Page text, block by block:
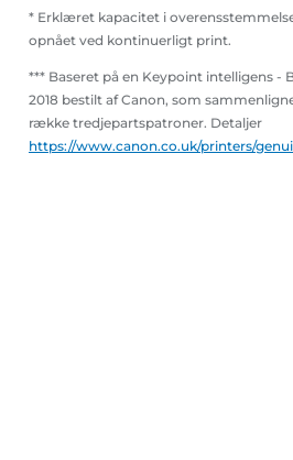
* Erklæret kapacitet i
opnået ved kontinuerligt print.
*** Baseret på en Keypoint intelligens -
2018 bestilt af Canon, som
række tredjepartspatroner. Detaljer
https://www.canon.co.uk/printers/